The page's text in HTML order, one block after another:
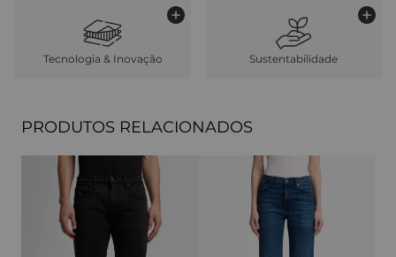
Tecnologia & Inovação Sustentabilidade
PRODUTOS RELACIONADOS